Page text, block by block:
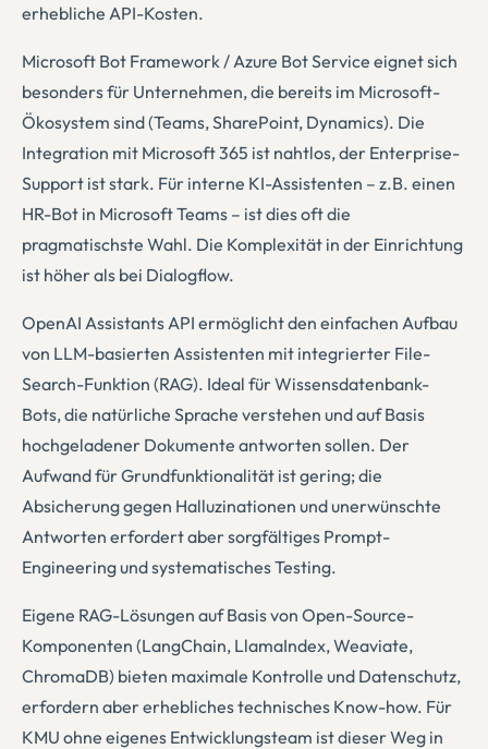
erhebliche API-Kosten.
Microsoft Bot Framework / Azure Bot Service eignet sich
besonders für Unternehmen, die bereits im Microsoft-
Ökosystem sind (Teams, SharePoint, Dynamics). Die
Integration mit Microsoft 365 ist nahtlos, der Enterprise-
Support ist stark. Für interne KI-Assistenten – z.B. einen
HR-Bot in Microsoft Teams – ist dies oft die
pragmatischste Wahl. Die Komplexität in der Einrichtung
ist höher als bei Dialogflow.
OpenAI Assistants API ermöglicht den einfachen Aufbau
von LLM-basierten Assistenten mit integrierter File-
Search-Funktion (RAG). Ideal für Wissensdatenbank-
Bots, die natürliche Sprache verstehen und auf Basis
hochgeladener Dokumente antworten sollen. Der
Aufwand für Grundfunktionalität ist gering; die
Absicherung gegen Halluzinationen und unerwünschte
Antworten erfordert aber sorgfältiges Prompt-
Engineering und systematisches Testing.
Eigene RAG-Lösungen auf Basis von Open-Source-
Komponenten (LangChain, LlamaIndex, Weaviate,
ChromaDB) bieten maximale Kontrolle und Datenschutz,
erfordern aber erhebliches technisches Know-how. Für
KMU ohne eigenes Entwicklungsteam ist dieser Weg in